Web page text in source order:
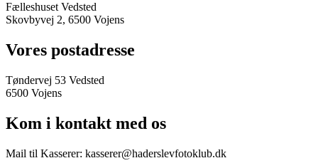
Fælleshuset Vedsted
Skovbyvej 2, 6500 Vojens
Vores postadresse
Tøndervej 53 Vedsted
6500 Vojens
Kom i kontakt med os
Mail til Kasserer: kasserer@haderslevfotoklub.dk